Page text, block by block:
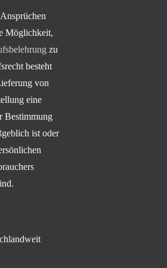
Möglichkeit,
zu
besteht
von
eine
Bestimmung
ist oder